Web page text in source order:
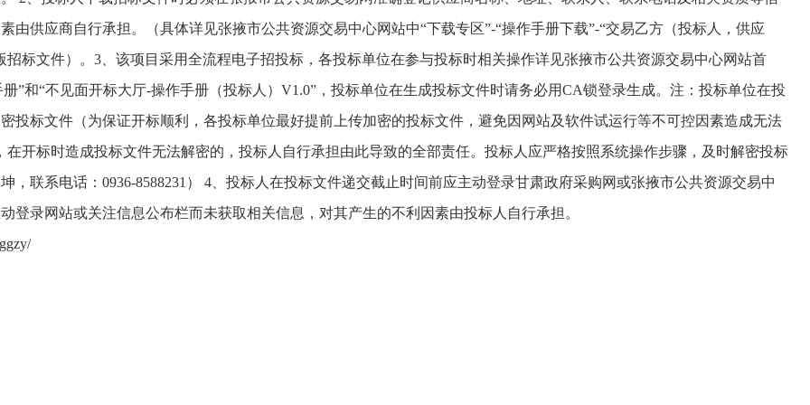
由供应商自行承担。（具体详见张掖市公共资源交易中心网站中“下载专区”-“操作手册下载”-“交易乙方（投标人，供应
标文件）。3、该项目采用全流程电子招投标，各投标单位在参与投标时相关操作详见张掖市公共资源交易中心网站首
”和“不见面开标大厅-操作手册（投标人）V1.0”，投标单位在生成投标文件时请务必用CA锁登录生成。注：投标单位在投
投标文件（为保证开标顺利，各投标单位最好提前上传加密的投标文件，避免因网站及软件试运行等不可控因素造成无法
开标时造成投标文件无法解密的，投标人自行承担由此导致的全部责任。投标人应严格按照系统操作步骤，及时解密投标
联系电话：0936-8588231） 4、投标人在投标文件递交截止时间前应主动登录甘肃政府采购网或张掖市公共资源交易中
登录网站或关注信息公布栏而未获取相关信息，对其产生的不利因素由投标人自行承担。